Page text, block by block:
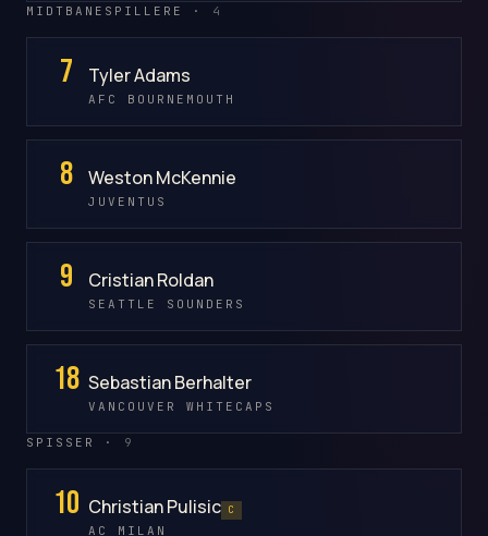
MIDTBANESPILLERE · 4
7 Tyler Adams
AFC BOURNEMOUTH
8 Weston McKennie
JUVENTUS
9 Cristian Roldan
SEATTLE SOUNDERS
18 Sebastian Berhalter
VANCOUVER WHITECAPS
SPISSER · 9
10 Christian Pulisic C
AC MILAN